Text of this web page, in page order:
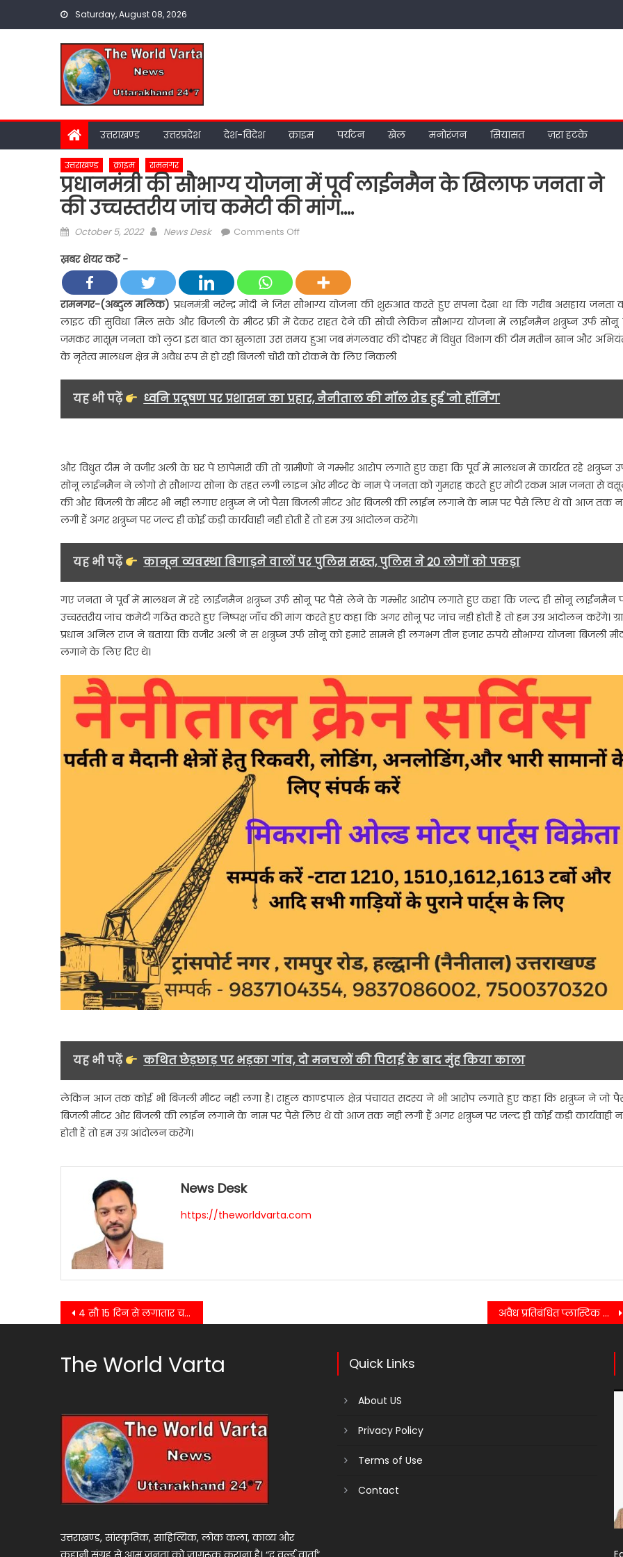
Saturday, August 08, 2026
उत्तराखण्ड उत्तरप्रदेश देश-विदेश क्राइम पर्यटन खेल मनोरंजन सियासत ज़रा हटके
उत्तराखण्ड क्राइम रामनगर
प्रधानमंत्री की सौभाग्य योजना में पूर्व लाईनमैन के खिलाफ जनता ने
की उच्चस्तरीय जांच कमेटी की मांग….
Posted
October 5, 2022 Author
News Desk Comments Offon
सौभाग्य
योजना
में
पूर्व
लाईनमैन
के
जनता
ने
की
कमेटी
की
मांग….
ख़बर शेयर करें -
रामनगर-(अब्दुल मलिक) प्रधनमंत्री नरेन्द्र मोदी ने जिस सौभाग्य योजना की शुरुआत करते हुए सपना देखा था कि गरीब असहाय जनता
लाइट की सुविधा मिल सके और बिजली के मीटर फ्री में देकर राहत देने की सोची लेकिन सौभाग्य योजना में लाईनमैन शत्रुघ्न उर्फ
जमकर मासूम जनता को लुटा इस बात का खुलासा उस समय हुआ जब मंगलवार की दोपहर में विधुत विभाग की टीम मतीन खान और
के नृतेत्व मालधन क्षेत्र में अवैध रूप से हो रही बिजली चोरी को रोकने के लिए निकली
यह भी पढ़ें ध्वनि प्रदूषण पर प्रशासन का प्रहार, नैनीताल की मॉल रोड हुई 'नो हॉर्निंग'
और विधुत टीम ने वजीर अली के घर पे छापेमारी की तो ग्रामीणों ने गम्भीर आरोप लगाते हुए कहा कि पूर्व में मालधन में कार्यरत रहे शत्रुघ्न
सोनू लाईनमैन ने लोगो से सौभाग्य सोना के तहत लगी लाइन ओर मीटर के नाम पे जनता को गुमराह करते हुए मोटी रकम आम जनता से
की और बिजली के मीटर भी नही लगाए शत्रुघ्न ने जो पैसा बिजली मीटर ओर बिजली की लाईन लगाने के नाम पर पैसे लिए थे वो आज तक
लगी हैं अगर शत्रुघ्न पर जल्द ही कोई कड़ी कार्यवाही नही होती हैं तो हम उग्र आंदोलन करेंगे।
यह भी पढ़ें कानून व्यवस्था बिगाड़ने वालों पर पुलिस सख्त, पुलिस ने 20 लोगों को पकड़ा
गए जनता ने पूर्व में मालधन में रहे लाईनमैन शत्रुघ्न उर्फ सोनू पर पैसे लेने के गम्भीर आरोप लगाते हुए कहा कि जल्द ही सोनू लाईनमैन
उच्चस्तरीय जांच कमेटी गठित करते हुए निष्पक्ष जाँच की मांग करते हुए कहा कि अगर सोनू पर जांच नही होती हैं तो हम उग्र आंदोलन करेंगे।
प्रधान अनिल राज ने बताया कि वजीर अली ने स शत्रुघ्न उर्फ सोनू को हमारे सामने ही लगभग तीन हजार रुपये सौभाग्य योजना बिजली
लगाने के लिए दिए थे।
यह भी पढ़ें कथित छेड़छाड़ पर भड़का गांव, दो मनचलों की पिटाई के बाद मुंह किया काला
लेकिन आज तक कोई भी बिजली मीटर नही लगा है। राहुल काण्डपाल क्षेत्र पंचायत सदस्य ने भी आरोप लगाते हुए कहा कि शत्रुघ्न ने जो
बिजली मीटर ओर बिजली की लाईन लगाने के नाम पर पैसे लिए थे वो आज तक नही लगी हैं अगर शत्रुघ्न पर जल्द ही कोई कड़ी कार्यवाही
होती हैं तो हम उग्र आंदोलन करेंगे।
News Desk
https://theworldvarta.com
Post
4 सौ 15 दिन से लगातार चल रहे धरने को किसान यूनियन के राष्ट्रीय अध्यक्ष ने दिया समर्थन… अवैध प्रतिबंधित प्लास्टिक को जब्त करते हुए की गई चालानी कार्यवाही….
The World Varta
उत्तराखण्ड, सांस्कृतिक, साहित्यिक, लोक कला, काव्य और
Quick Links
About US
Privacy Policy
Terms of Use
Contact